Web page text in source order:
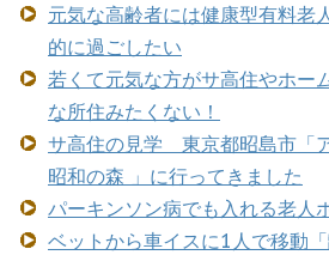
元気な高齢者には健康型有料
的に過ごしたい
若くて元気な方がサ高住やホ
な所住みたくない！
サ高住の見学 東京都昭島市「
昭和の森 」に行ってきました
パーキンソン病でも入れる老人
ベットから車イスに1人で移動